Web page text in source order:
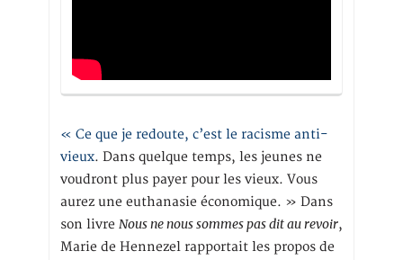
« Ce que je redoute, c’est le racisme anti-
vieux. Dans quelque temps, les jeunes ne
voudront plus payer pour les vieux. Vous
aurez une euthanasie économique. » Dans
son livre Nous ne nous sommes pas dit au revoir,
Marie de Hennezel rapportait les propos de